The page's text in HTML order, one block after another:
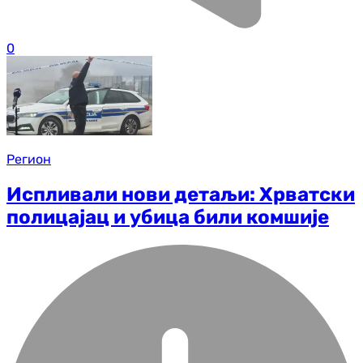
0
Регион
Испливали нови детаљи: Хрватски
полицајац и убица били комшије